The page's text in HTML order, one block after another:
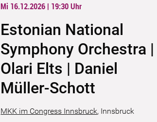
Mi 16.12.2026 | 19:30Uhr
Estonian National
Symphony Orchestra |
Olari Elts | Daniel
Müller-Schott
MKK im Congress Innsbruck, Innsbruck